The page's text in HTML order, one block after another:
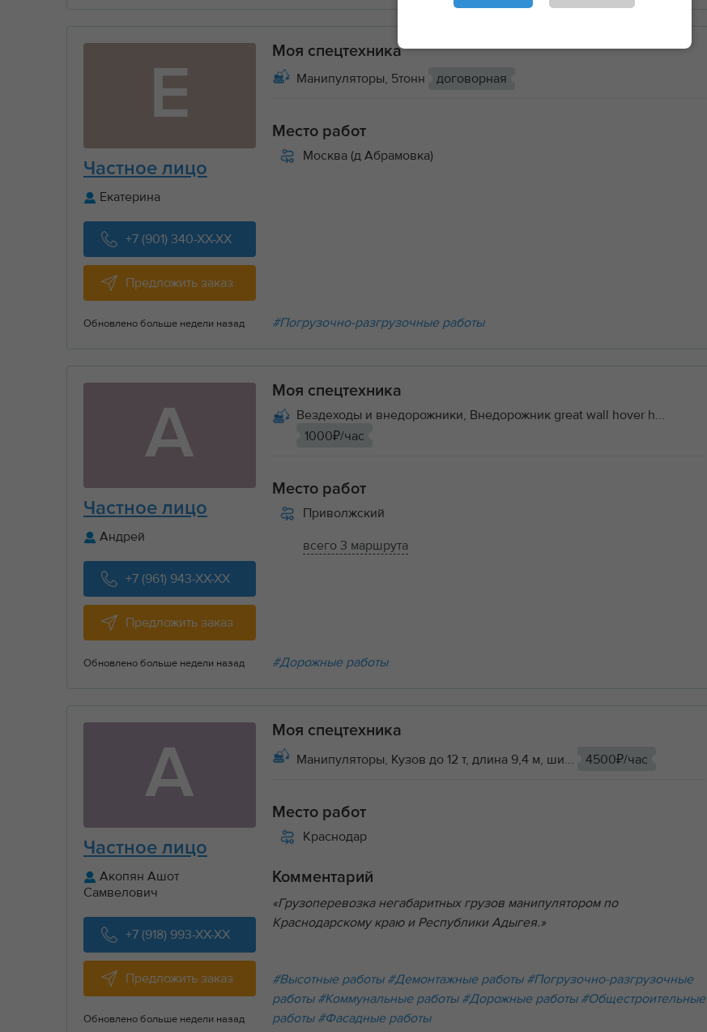
Е
Частное лицо
Екатерина
+7 (901) 340-XX-XX
Предложить заказ
Обновлено больше недели назад
Моя спецтехника
Манипуляторы, 5тонн
договорная
Место работ
Москва (д Абрамовка)
#Погрузочно-разгрузочные работы
А
Частное лицо
Андрей
+7 (961) 943-XX-XX
Предложить заказ
Обновлено больше недели назад
Моя спецтехника
Вездеходы и внедорожники, Внедорожник great wall hover h...
1000₽/час
Место работ
Приволжский
всего 3 маршрута
#Дорожные работы
А
Частное лицо
Акопян Ашот
Самвелович
+7 (918) 993-XX-XX
Предложить заказ
Обновлено больше недели назад
Моя спецтехника
Манипуляторы, Кузов до 12 т, длина 9,4 м, ши...
4500₽/час
Место работ
Краснодар
Комментарий
«Грузоперевозка негабаритных грузов манипулятором по
Краснодарскому краю и Республики Адыгея.»
#Высотные работы #Демонтажные работы #Погрузочно-разгрузочные
работы #Коммунальные работы #Дорожные работы #Общестроительные
работы #Фасадные работы